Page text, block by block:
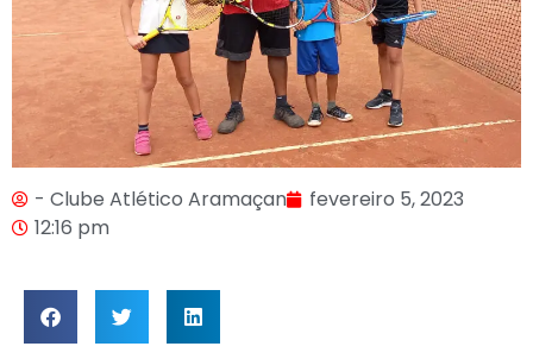
- Clube Atlético Aramaçan
fevereiro 5, 2023
12:16 pm